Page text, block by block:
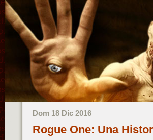
Dom 18 Dic 2016
Rogue One: Una